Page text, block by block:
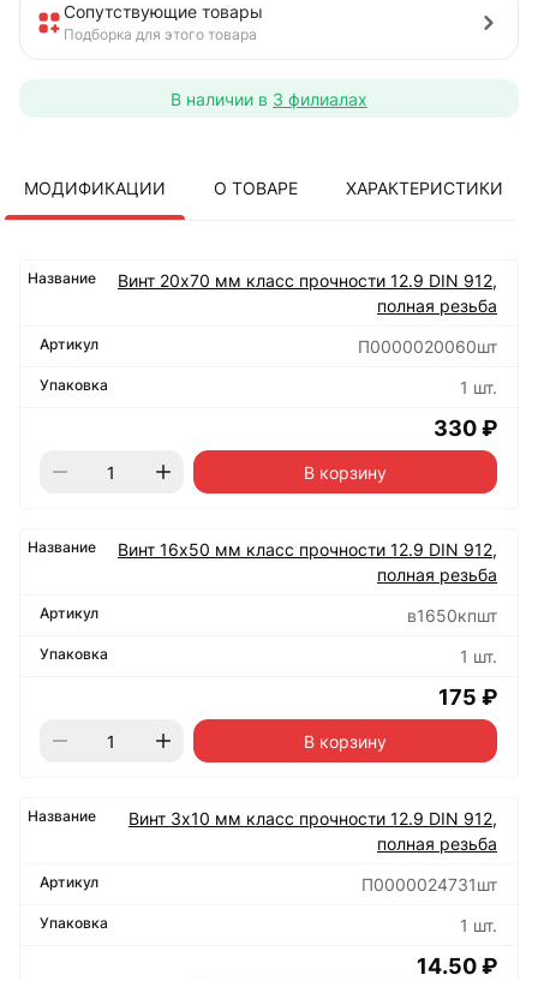
Сопутствующие товары
Подборка для этого товара
В наличии в 3 филиалах
МОДИФИКАЦИИ О ТОВАРЕ ХАРАКТЕРИСТИКИ
Винт 20х70 мм класс прочности 12.9 DIN 912,
полная резьба
П0000020060шт
1 шт.
330 ₽
В корзину
Винт 16х50 мм класс прочности 12.9 DIN 912,
полная резьба
в1650кпшт
1 шт.
175 ₽
В корзину
Винт 3х10 мм класс прочности 12.9 DIN 912,
полная резьба
П0000024731шт
1 шт.
14.50 ₽